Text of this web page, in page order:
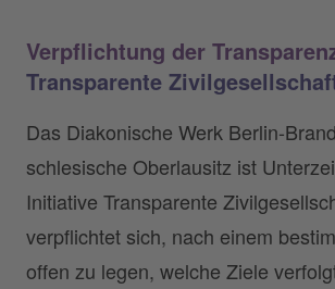
Verpflichtung der
Transparente
Das Diakonische Werk Berlin-
schlesische Oberlausitz ist
Initiative Transparente
verpflichtet sich, nach einem
offen zu legen, welche Ziele